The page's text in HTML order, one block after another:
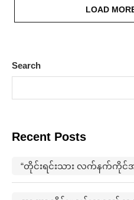
LOAD
Search
Recent Posts